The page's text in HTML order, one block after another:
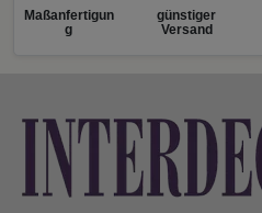
Maßanfertigun
g
günstiger
Versand